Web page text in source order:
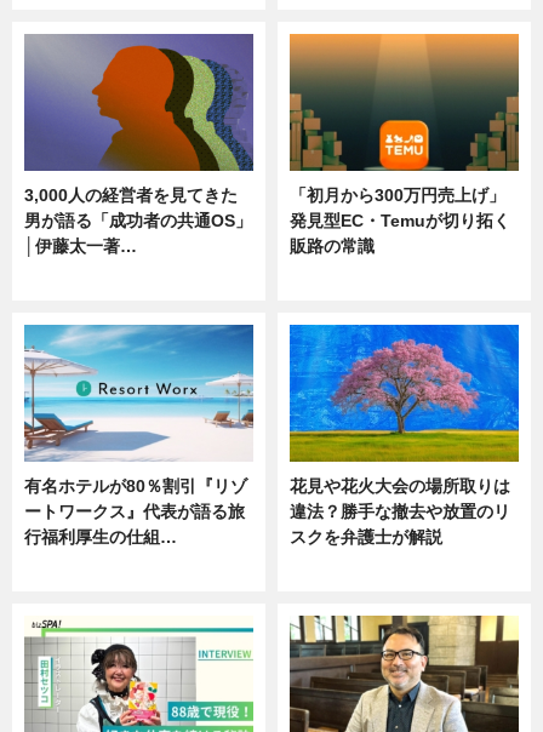
3,000人の経営者を見てきた
男が語る「成功者の共通OS」
│伊藤太一著…
「初月から300万円売上げ」
発見型EC・Temuが切り拓く
販路の常識
有名ホテルが80％割引『リゾ
ートワークス』代表が語る旅
行福利厚生の仕組…
花見や花火大会の場所取りは
違法？勝手な撤去や放置のリ
スクを弁護士が解説